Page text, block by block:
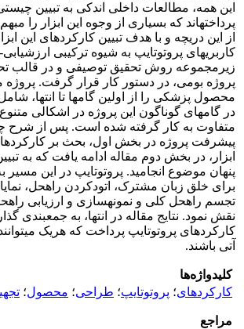
این همه، مطالعات داخلی اندکی به تبیین
پرداخته­اند که بسیاری از وجوه این ابزار را
از این دریچه و با هدف تبیین کارکردهای این
کاربری­های پروتوتایپ به شیوه ترکیبی
زیر­مجموعه روش تحقیق توصیفی و در قالب
پروژه بومی، در دستور کار قرار گرفت.
محصول پزشکی را از اولین گام­ها تا انتها،
در گام­های گوناگون این پروژه در اشکالی متنوع
متفاوت به کار گرفته شده است. پس از شرح
پیشرفت پروژه در بخش اول، بحث بر
ابزار، در بخش دوم مقاله ادامه یافت که به
پنهان موضوع انجامید. پروتوتایپ در این مسیر
برای خلق زبان مشترک، اتود­کردن راه­حل،
تجسم راه­حل کلی و نمونه­­سازی و ارزیابی
نقش نمود. نتایج مقاله در انتها، به جمع­بندی
کارکردهای پروتوتایپ پرداخت که هریک
آتی باشند.
کلیدواژه‌ها
کارکردهای؛ پروتوتایپ؛ طراحی؛ محصول؛
مراجع